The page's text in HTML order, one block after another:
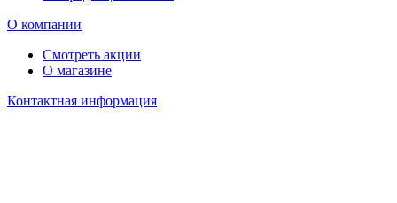
О компании
Смотреть акции
О магазине
Контактная информация